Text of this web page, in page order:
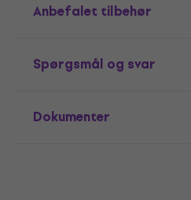
Anbefalet tilbehør
Spørgsmål og svar
Dokumenter